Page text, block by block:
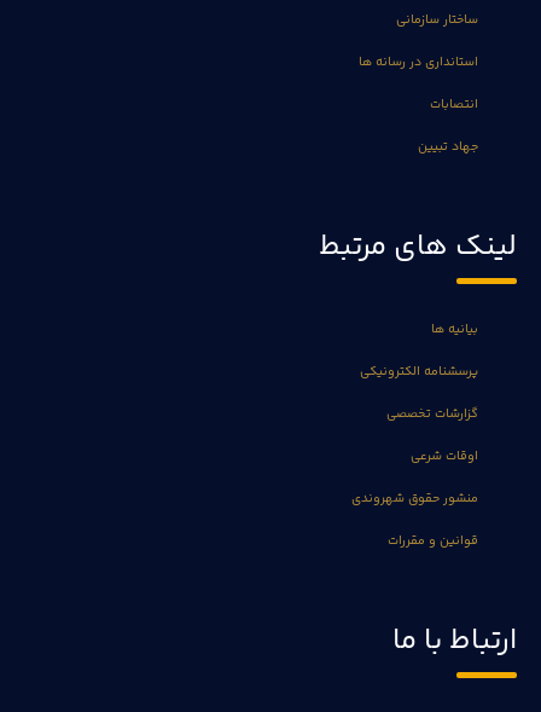
ساختار سازمانی
استانداری در رسانه ها
انتصابات
جهاد تبیین
لینک های مرتبط
بیانیه ها
پرسشنامه الکترونیکی
گزارشات تخصصی
اوقات شرعی
منشور حقوق شهروندی
قوانین و مقررات
ارتباط با ما